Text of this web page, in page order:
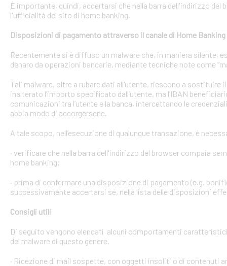
È importante, quindi, accertarsi che nella barra dell'indirizzo
l'ufficialità del sito di home banking.
Disposizioni di pagamento attraverso il canale di Home Banking
Recentemente si è diffuso un malware che, in maniera silente,
denaro da operazioni bancarie, mediante tecniche note come
Tali malware, oltre a rubare dati all’utente, riescono a
inalterato l’importo specificato dall’utente, ma l’IBAN
comunicazioni tra l’utente e la banca, intercettando le
abbia modo di accorgersene.
A tale scopo, nell’esecuzione di qualunque transazione, è
· verificare che nella barra dell'indirizzo del browser compaia
home banking;
· prima di confermare una disposizione di pagamento (e.g.
successivamente accertarsi se, nella lista delle disposizioni
Consigli utili
Di seguito vengono elencati alcuni comportamenti
del malware di questo genere.
· Ricezione di mail sospette, con oggetti insoliti o di contenuti